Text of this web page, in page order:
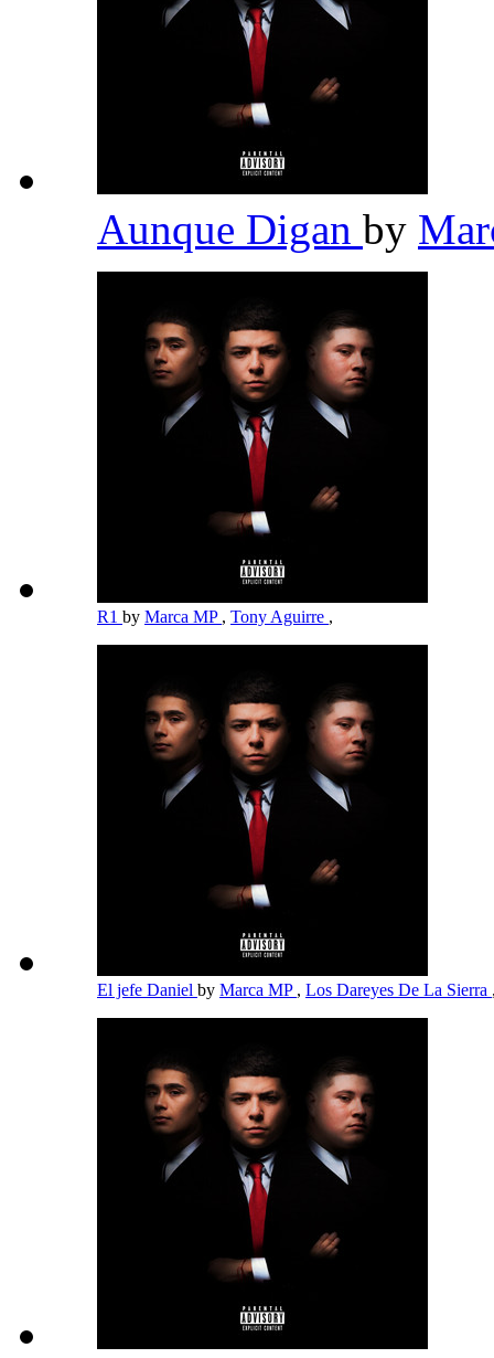
Aunque Digan by
R1 by Marca MP , Tony Aguirre ,
El jefe Daniel by Marca MP , Los Dareyes De La Sierra